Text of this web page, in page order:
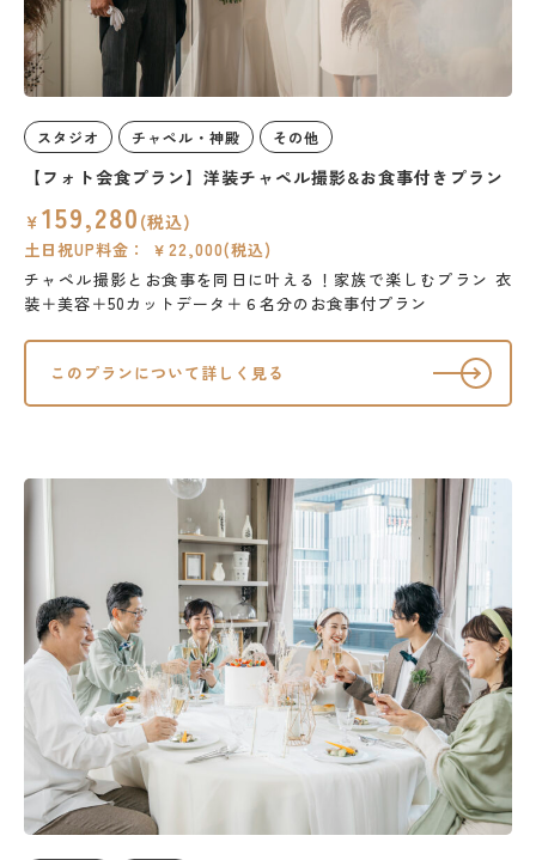
スタジオ チャペル・神殿 その他
【フォト会食プラン】洋装チャペル撮影&お食事付きプラン
￥ 159,280 (税込)
土日祝UP料金： ￥22,000(税込)
チャペル撮影とお食事を同日に叶える！家族で楽しむプラン 衣
装＋美容＋50カットデータ＋６名分のお食事付プラン
このプランについて詳しく見る